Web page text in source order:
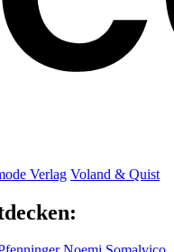
Verlag Voland & Quist